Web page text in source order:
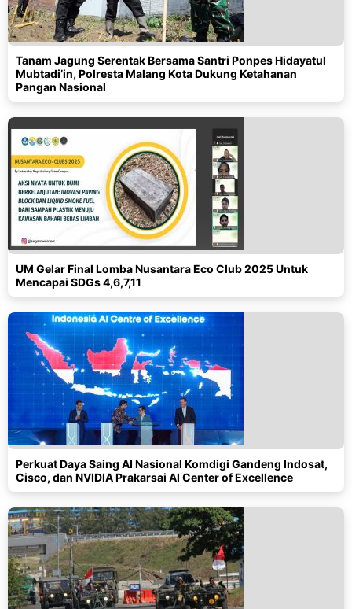
Tanam Jagung Serentak Bersama Santri Ponpes Hidayatul
Mubtadi’in, Polresta Malang Kota Dukung Ketahanan
Pangan Nasional
UM Gelar Final Lomba Nusantara Eco Club 2025 Untuk
Mencapai SDGs 4,6,7,11
Perkuat Daya Saing AI Nasional Komdigi Gandeng Indosat,
Cisco, dan NVIDIA Prakarsai AI Center of Excellence